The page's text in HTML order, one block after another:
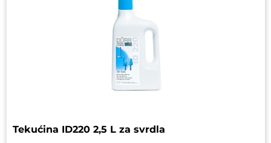
Tekućina ID220 2,5 L za svrdla